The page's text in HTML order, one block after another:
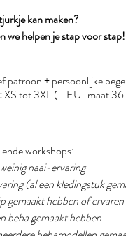
kan maken?
we helpen je stap voor stap!
+ persoonlijke
XS tot 3XL (= EU-maat
workshops:
naai-ervaring
(al een kledingstuk
gemaakt hebben of
beha gemaakt hebben